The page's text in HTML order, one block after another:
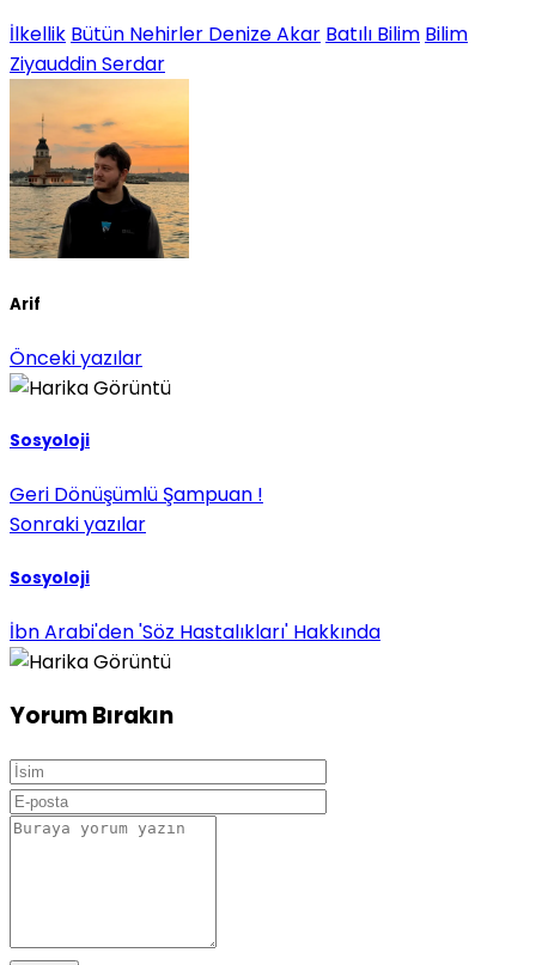
İlkellik Bütün Nehirler Denize Akar Batılı Bilim Bilim
Ziyauddin Serdar
Arif
Önceki yazılar
Sosyoloji
Geri Dönüşümlü Şampuan !
Sonraki yazılar
Sosyoloji
İbn Arabi'den 'Söz Hastalıkları' Hakkında
Yorum Bırakın